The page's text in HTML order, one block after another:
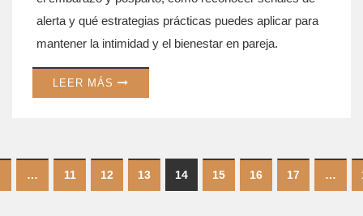
alerta y qué estrategias prácticas puedes aplicar para
mantener la intimidad y el bienestar en pareja.
LEER MÁS
… 11 12 13 14 15 16 17 …